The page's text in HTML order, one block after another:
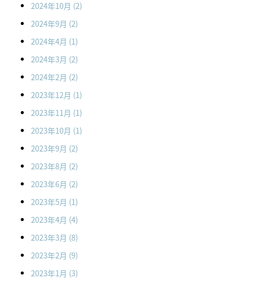
2024年10月 (2)
2024年9月 (2)
2024年4月 (1)
2024年3月 (2)
2024年2月 (2)
2023年12月 (1)
2023年11月 (1)
2023年10月 (1)
2023年9月 (2)
2023年8月 (2)
2023年6月 (2)
2023年5月 (1)
2023年4月 (4)
2023年3月 (8)
2023年2月 (9)
2023年1月 (3)